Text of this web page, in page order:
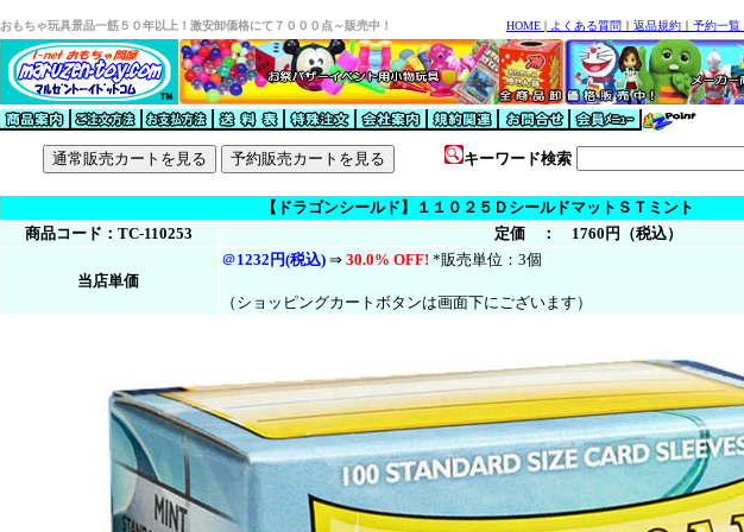
おもちゃ玩具景品一筋５０年以上！激安卸価格にて７０００点～販売中！ HOME | よくある質問 ｜ 返品規約 ｜ 予約一覧
キーワード検索
【ドラゴンシールド】１１０２５ＤシールドマットＳＴミント
商品コード：TC-110253
定価 ： 1760円（税込）
当店単価
＠1232円(税込) ⇒ 30.0% OFF! *販売単位：3個
（ショッピングカートボタンは画面下にございます）